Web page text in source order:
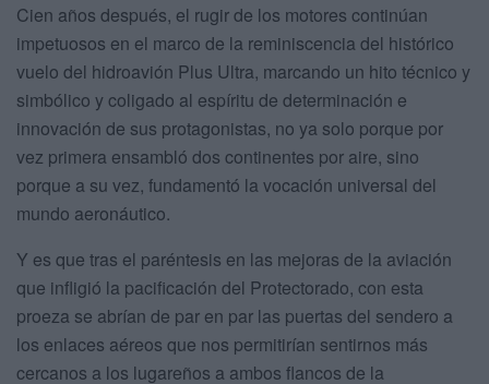
Cien años después, el rugir de los motores continúan
impetuosos en el marco de la reminiscencia del histórico
vuelo del hidroavión Plus Ultra, marcando un hito técnico y
simbólico y coligado al espíritu de determinación e
innovación de sus protagonistas, no ya solo porque por
vez primera ensambló dos continentes por aire, sino
porque a su vez, fundamentó la vocación universal del
mundo aeronáutico.
Y es que tras el paréntesis en las mejoras de la aviación
que infligió la pacificación del Protectorado, con esta
proeza se abrían de par en par las puertas del sendero a
los enlaces aéreos que nos permitirían sentirnos más
cercanos a los lugareños a ambos flancos de la